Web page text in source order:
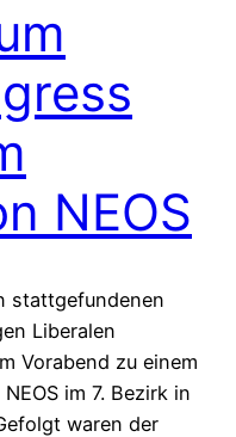
NEOS
stattgefundenen
Liberalen
Vorabend zu einem
im 7. Bezirk in
waren der